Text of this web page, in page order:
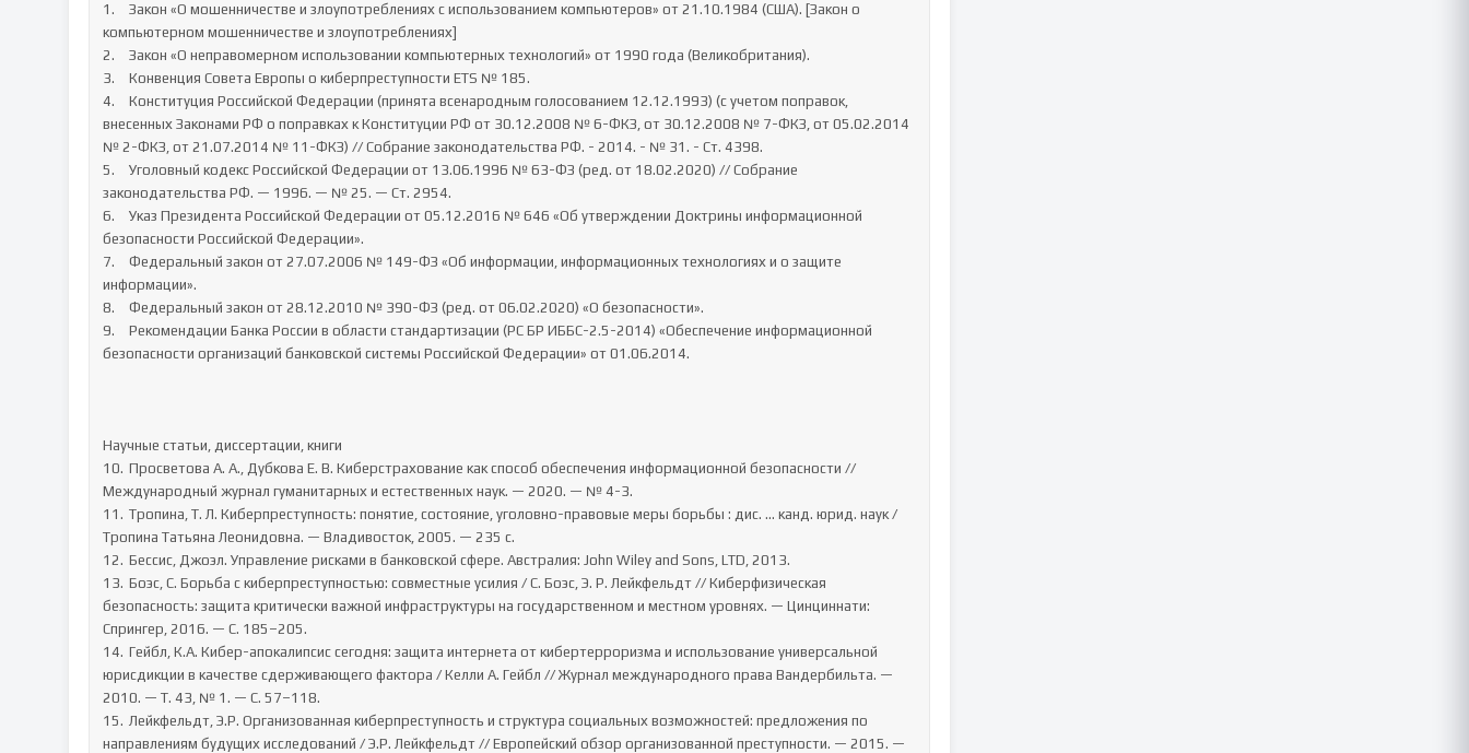
1.	Закон «О мошенничестве и злоупотреблениях с использованием компьютеров» от 21.10.1984 (США). [Закон о
компьютерном мошенничестве и злоупотреблениях]
2.	Закон «О неправомерном использовании компьютерных технологий» от 1990 года (Великобритания).
3.	Конвенция Совета Европы о киберпреступности ETS № 185.
4.	Конституция Российской Федерации (принята всенародным голосованием 12.12.1993) (с учетом поправок,
внесенных Законами РФ о поправках к Конституции РФ от 30.12.2008 № 6-ФКЗ, от 30.12.2008 № 7-ФКЗ, от 05.02.2014
№ 2-ФКЗ, от 21.07.2014 № 11-ФКЗ) // Собрание законодательства РФ. - 2014. - № 31. - Ст. 4398.
5.	Уголовный кодекс Российской Федерации от 13.06.1996 № 63-ФЗ (ред. от 18.02.2020) // Собрание
законодательства РФ. — 1996. — № 25. — Ст. 2954.
6.	Указ Президента Российской Федерации от 05.12.2016 № 646 «Об утверждении Доктрины информационной
безопасности Российской Федерации».
7.	Федеральный закон от 27.07.2006 № 149-ФЗ «Об информации, информационных технологиях и о защите
информации».
8.	Федеральный закон от 28.12.2010 № 390-ФЗ (ред. от 06.02.2020) «О безопасности».
9.	Рекомендации Банка России в области стандартизации (РС БР ИББС-2.5-2014) «Обеспечение информационной
безопасности организаций банковской системы Российской Федерации» от 01.06.2014.
Научные статьи, диссертации, книги
10.	Просветова А. А., Дубкова Е. В. Киберстрахование как способ обеспечения информационной безопасности //
Международный журнал гуманитарных и естественных наук. — 2020. — № 4-3.
11.	Тропина, Т. Л. Киберпреступность: понятие, состояние, уголовно-правовые меры борьбы : дис. … канд. юрид. наук /
Тропина Татьяна Леонидовна. — Владивосток, 2005. — 235 с.
12.	Бессис, Джоэл. Управление рисками в банковской сфере. Австралия: John Wiley and Sons, LTD, 2013.
13.	Боэс, С. Борьба с киберпреступностью: совместные усилия / С. Боэс, Э. Р. Лейкфельдт // Киберфизическая
безопасность: защита критически важной инфраструктуры на государственном и местном уровнях. — Цинциннати:
Спрингер, 2016. — С. 185–205.
14.	Гейбл, К.А. Кибер-апокалипсис сегодня: защита интернета от кибертерроризма и использование универсальной
юрисдикции в качестве сдерживающего фактора / Келли А. Гейбл // Журнал международного права Вандербильта. —
2010. — Т. 43, № 1. — С. 57–118.
15.	Лейкфельдт, Э.Р. Организованная киберпреступность и структура социальных возможностей: предложения по
направлениям будущих исследований / Э.Р. Лейкфельдт // Европейский обзор организованной преступности. — 2015. —